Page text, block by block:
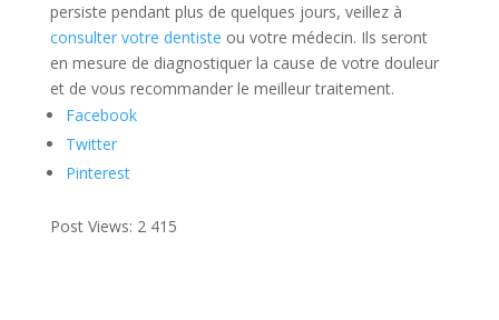
persiste pendant plus de quelques jours, veillez à
consulter votre dentiste ou votre médecin. Ils seront
en mesure de diagnostiquer la cause de votre douleur
et de vous recommander le meilleur traitement.
Facebook
Twitter
Pinterest
Post Views: 2 415